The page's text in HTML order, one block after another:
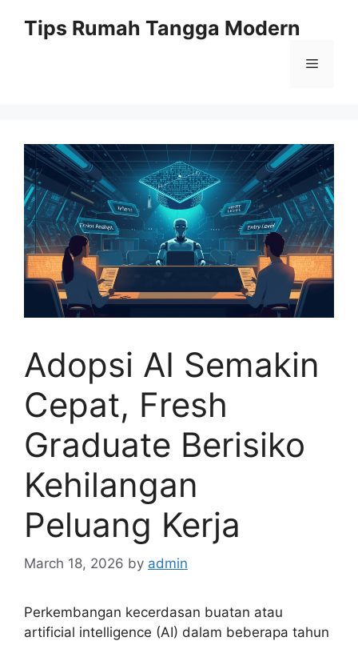
Tips Rumah Tangga Modern
Menu
Adopsi AI Semakin
Cepat, Fresh
Graduate Berisiko
Kehilangan
Peluang Kerja
March 18, 2026 by admin
Perkembangan kecerdasan buatan atau
artificial intelligence (AI) dalam beberapa tahun